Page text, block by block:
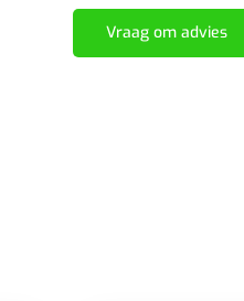
Vraag om advies